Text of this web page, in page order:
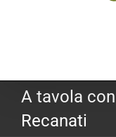
A tavola
Recanati